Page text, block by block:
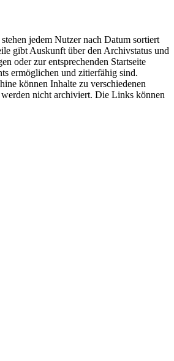
jedem Nutzer nach Datum sortiert
gibt Auskunft über den Archivstatus und
oder zur entsprechenden Startseite
ermöglichen und zitierfähig sind.
können Inhalte zu verschiedenen
nicht archiviert. Die Links können